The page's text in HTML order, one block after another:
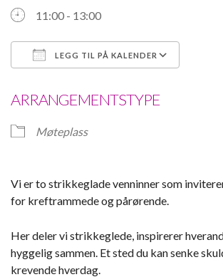
11:00 - 13:00
LEGG TIL PÅ KALENDER
ARRANGEMENTSTYPE
Møteplass
Vi er to strikkeglade venninner som
for kreftrammede og pårørende.
Her deler vi strikkeglede, inspirerer
hyggelig sammen. Et sted du kan senke
krevende hverdag.